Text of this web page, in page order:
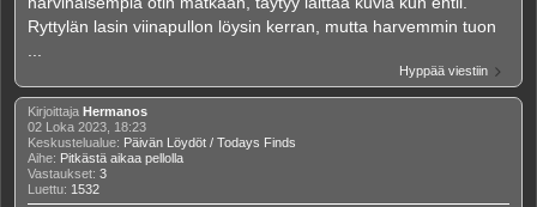
Ryttylän lasin viinapullon löysin kerran, mutta harvemmin tuon
...
Hyppää viestiin
Kirjoittaja Hermanos
02 Loka 2023, 18:23
Keskustelualue: Päivän Löydöt / Todays Finds
Aihe: Pitkästä aikaa pellolla
Vastaukset: 3
Luettu: 1532